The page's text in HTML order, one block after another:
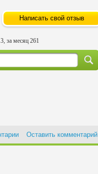
Написать свой отзыв
за месяц 261
Оставить комментарий